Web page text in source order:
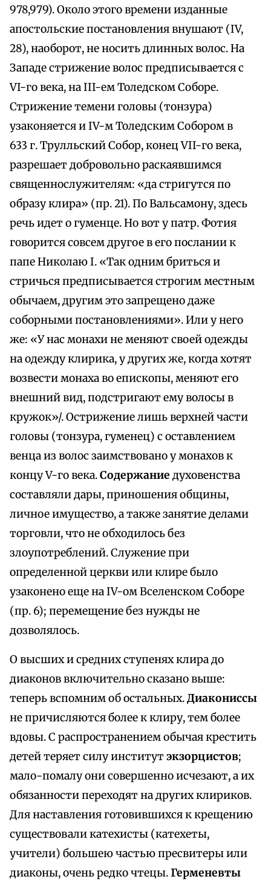
978,979). Около этого времени изданные
апостольские постановления внушают (IV,
28), наоборот, не носить длинных волос. На
Западе стрижение волос предписывается с
VI-го века, на III-ем Толедском Соборе.
Стрижение темени головы (тонзура)
узаконяется и IV-м Толедским Собором в
633 г. Трулльский Собор, конец VII-го века,
разрешает добровольно раскаявшимся
священнослужителям: «да стригутся по
образу клира» (пр. 21). По Вальсамону, здесь
речь идет о гуменце. Но вот у патр. Фотия
говорится совсем другое в его послании к
папе Николаю I. «Так одним бриться и
стричься предписывается строгим местным
обычаем, другим это запрещено даже
соборными постановлениями». Или у него
же: «У нас монахи не меняют своей одежды
на одежду клирика, у других же, когда хотят
возвести монаха во епископы, меняют его
внешний вид, подстригают ему волосы в
кружок»/. Острижение лишь верхней части
головы (тонзура, гуменец) с оставлением
венца из волос заимствовано у монахов к
концу V-го века.Содержание духовенства
составляли дары, приношения общины,
личное имущество, а также занятие делами
торговли, что не обходилось без
злоупотреблений. Служение при
определенной церкви или клире было
узаконено еще на IV-ом Вселенском Соборе
(пр. 6); перемещение без нужды не
дозволялось.
О высших и средних ступенях клира до
диаконов включительно сказано выше:
теперь вспомним об остальных.Диакониссы
не причисляются более к клиру, тем более
вдовы. С распространением обычая крестить
детей теряет силу институтэкзорцистов;
мало-помалу они совершенно исчезают, а их
обязанности переходят на других клириков.
Для наставления готовившихся к крещению
существовали катехисты (катехеты,
учители) большею частью пресвитеры или
диаконы, очень редко чтецы.Герменевты